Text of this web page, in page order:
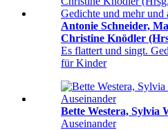
Antonie Schneider,
Christine Knödler
Es flattert und singt.
für Kinder
Bette Westera, Sylvia
Auseinander